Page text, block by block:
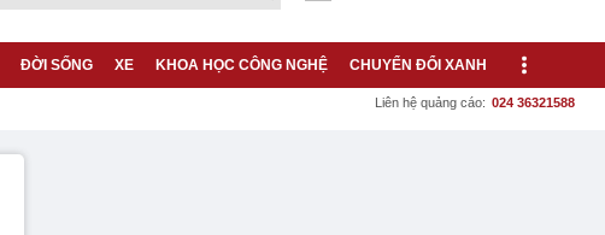
ĐỜI SỐNG XE KHOA HỌC CÔNG NGHỆ CHUYỂN ĐỔI XANH
Liên hệ quảng cáo: 024 36321588